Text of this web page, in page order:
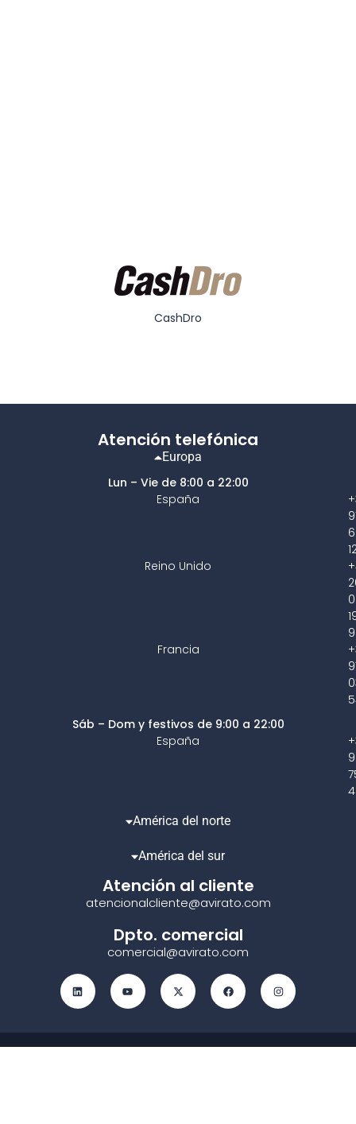
CashDro
Atención telefónica
Europa
Lun – Vie de 8:00 a 22:00
España
Reino Unido
Francia
Sáb – Dom y festivos de 9:00 a 22:00
España
América del norte
América del sur
Atención al cliente
atencionalcliente@avirato.com
Dpto. comercial
comercial@avirato.com